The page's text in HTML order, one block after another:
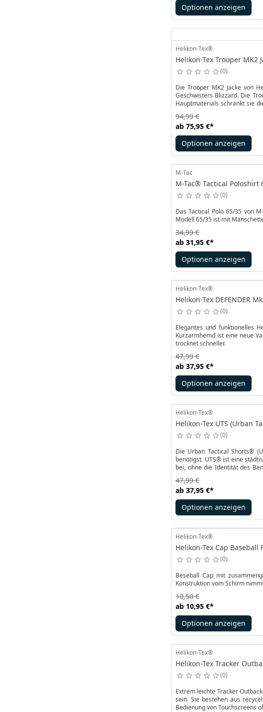
Optionen anzeigen
Helikon-Tex®
Helikon-Tex Trooper
0
Die Trooper MK2 Jacke von
Geschwisters Blizzard. Die
Hauptmaterials schränkt sie
ab 75,95 €*
94,99 €
Optionen anzeigen
M-Tac
M-Tac® Tactical
0
Das Tactical Polo 65/35 von
Modell 65/35 ist mit
ab 31,95 €*
34,99 €
Optionen anzeigen
Helikon-Tex®
Helikon-Tex DEFENDER
0
Elegantes und funktionelles
Kurzarmhemd ist eine neue Variante
trocknet schneller.
ab 37,95 €*
47,99 €
Optionen anzeigen
Helikon-Tex®
Helikon-Tex UTS (Urban
0
Die Urban Tactical Shorts®
benötigst. UTS® ist eine
bei, ohne die Identität des
ab 37,95 €*
47,99 €
Optionen anzeigen
Helikon-Tex®
Helikon-Tex Cap
0
Beseball Cap mit
Konstruktion vom Schirm
ab 10,95 €*
10,50 €
Optionen anzeigen
Helikon-Tex®
Helikon-Tex Tracker
0
Extrem leichte Tracker
sein. Sie bestehen aus
Bedienung von Touchscreens